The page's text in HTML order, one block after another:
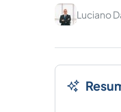
Luciano